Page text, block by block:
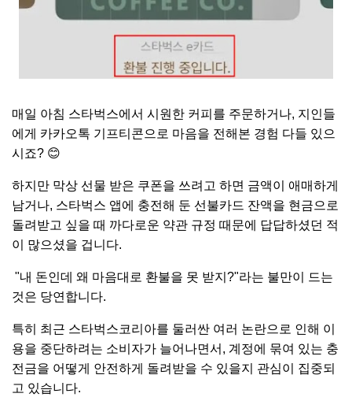
매일 아침 스타벅스에서 시원한 커피를 주문하거나, 지인들
에게 카카오톡 기프티콘으로 마음을 전해본 경험 다들 있으
시죠? 😊
하지만 막상 선물 받은 쿠폰을 쓰려고 하면 금액이 애매하게
남거나, 스타벅스 앱에 충전해 둔 선불카드 잔액을 현금으로
돌려받고 싶을 때 까다로운 약관 규정 때문에 답답하셨던 적
이 많으셨을 겁니다.
"내 돈인데 왜 마음대로 환불을 못 받지?"라는 불만이 드는
것은 당연합니다.
특히 최근 스타벅스코리아를 둘러싼 여러 논란으로 인해 이
용을 중단하려는 소비자가 늘어나면서, 계정에 묶여 있는 충
전금을 어떻게 안전하게 돌려받을 수 있을지 관심이 집중되
고 있습니다.